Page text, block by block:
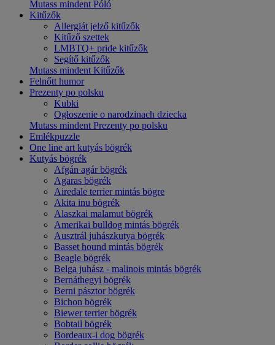
Mutass mindent Póló
Kitűzők
Allergiát jelző kitűzők
Kitűző szettek
LMBTQ+ pride kitűzők
Segítő kitűzők
Mutass mindent Kitűzők
Felnőtt humor
Prezenty po polsku
Kubki
Ogłoszenie o narodzinach dziecka
Mutass mindent Prezenty po polsku
Emlékpuzzle
One line art kutyás bögrék
Kutyás bögrék
Afgán agár bögrék
Agaras bögrék
Airedale terrier mintás bögre
Akita inu bögrék
Alaszkai malamut bögrék
Amerikai bulldog mintás bögrék
Ausztrál juhászkutya bögrék
Basset hound mintás bögrék
Beagle bögrék
Belga juhász - malinois mintás bögrék
Bernáthegyi bögrék
Berni pásztor bögrék
Bichon bögrék
Biewer terrier bögrék
Bobtail bögrék
Bordeaux-i dog bögrék